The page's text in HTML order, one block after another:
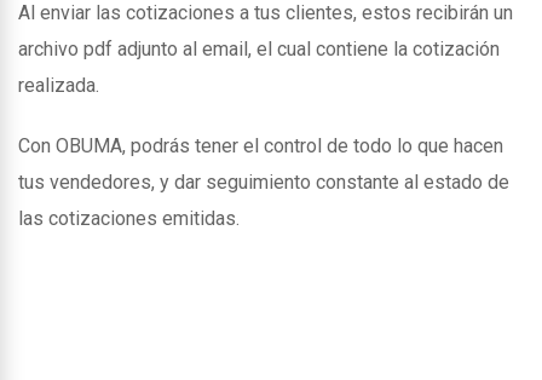
Al enviar las cotizaciones a tus clientes, estos recibirán un
archivo pdf adjunto al email, el cual contiene la cotización
realizada.
Con OBUMA, podrás tener el control de todo lo que hacen
tus vendedores, y dar seguimiento constante al estado de
las cotizaciones emitidas.